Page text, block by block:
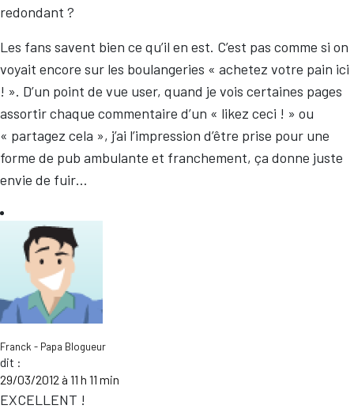
redondant ?
Les fans savent bien ce qu’il en est. C’est pas comme si on
voyait encore sur les boulangeries « achetez votre pain ici
! ». D’un point de vue user, quand je vois certaines pages
assortir chaque commentaire d’un « likez ceci ! » ou
« partagez cela », j’ai l’impression d’être prise pour une
forme de pub ambulante et franchement, ça donne juste
envie de fuir…
Franck - Papa Blogueur
dit :
29/03/2012 à 11 h 11 min
EXCELLENT !